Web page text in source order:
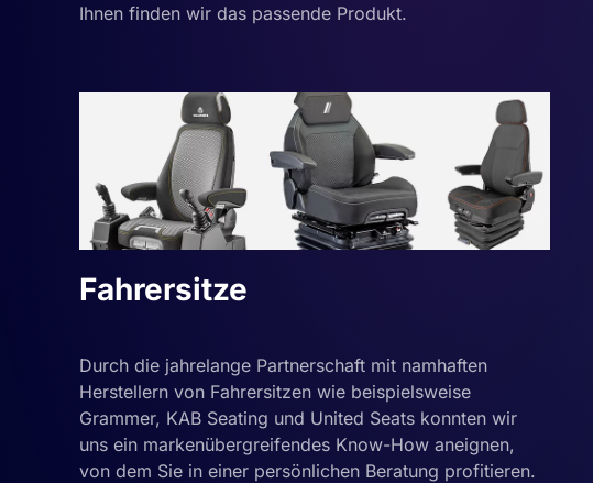
Ihnen finden wir das passende Produkt.
Fahrersitze
Durch die jahrelange Partnerschaft mit namhaften
Herstellern von Fahrersitzen wie beispielsweise
Grammer, KAB Seating und United Seats konnten wir
uns ein markenübergreifendes Know-How aneignen,
von dem Sie in einer persönlichen Beratung profitieren.